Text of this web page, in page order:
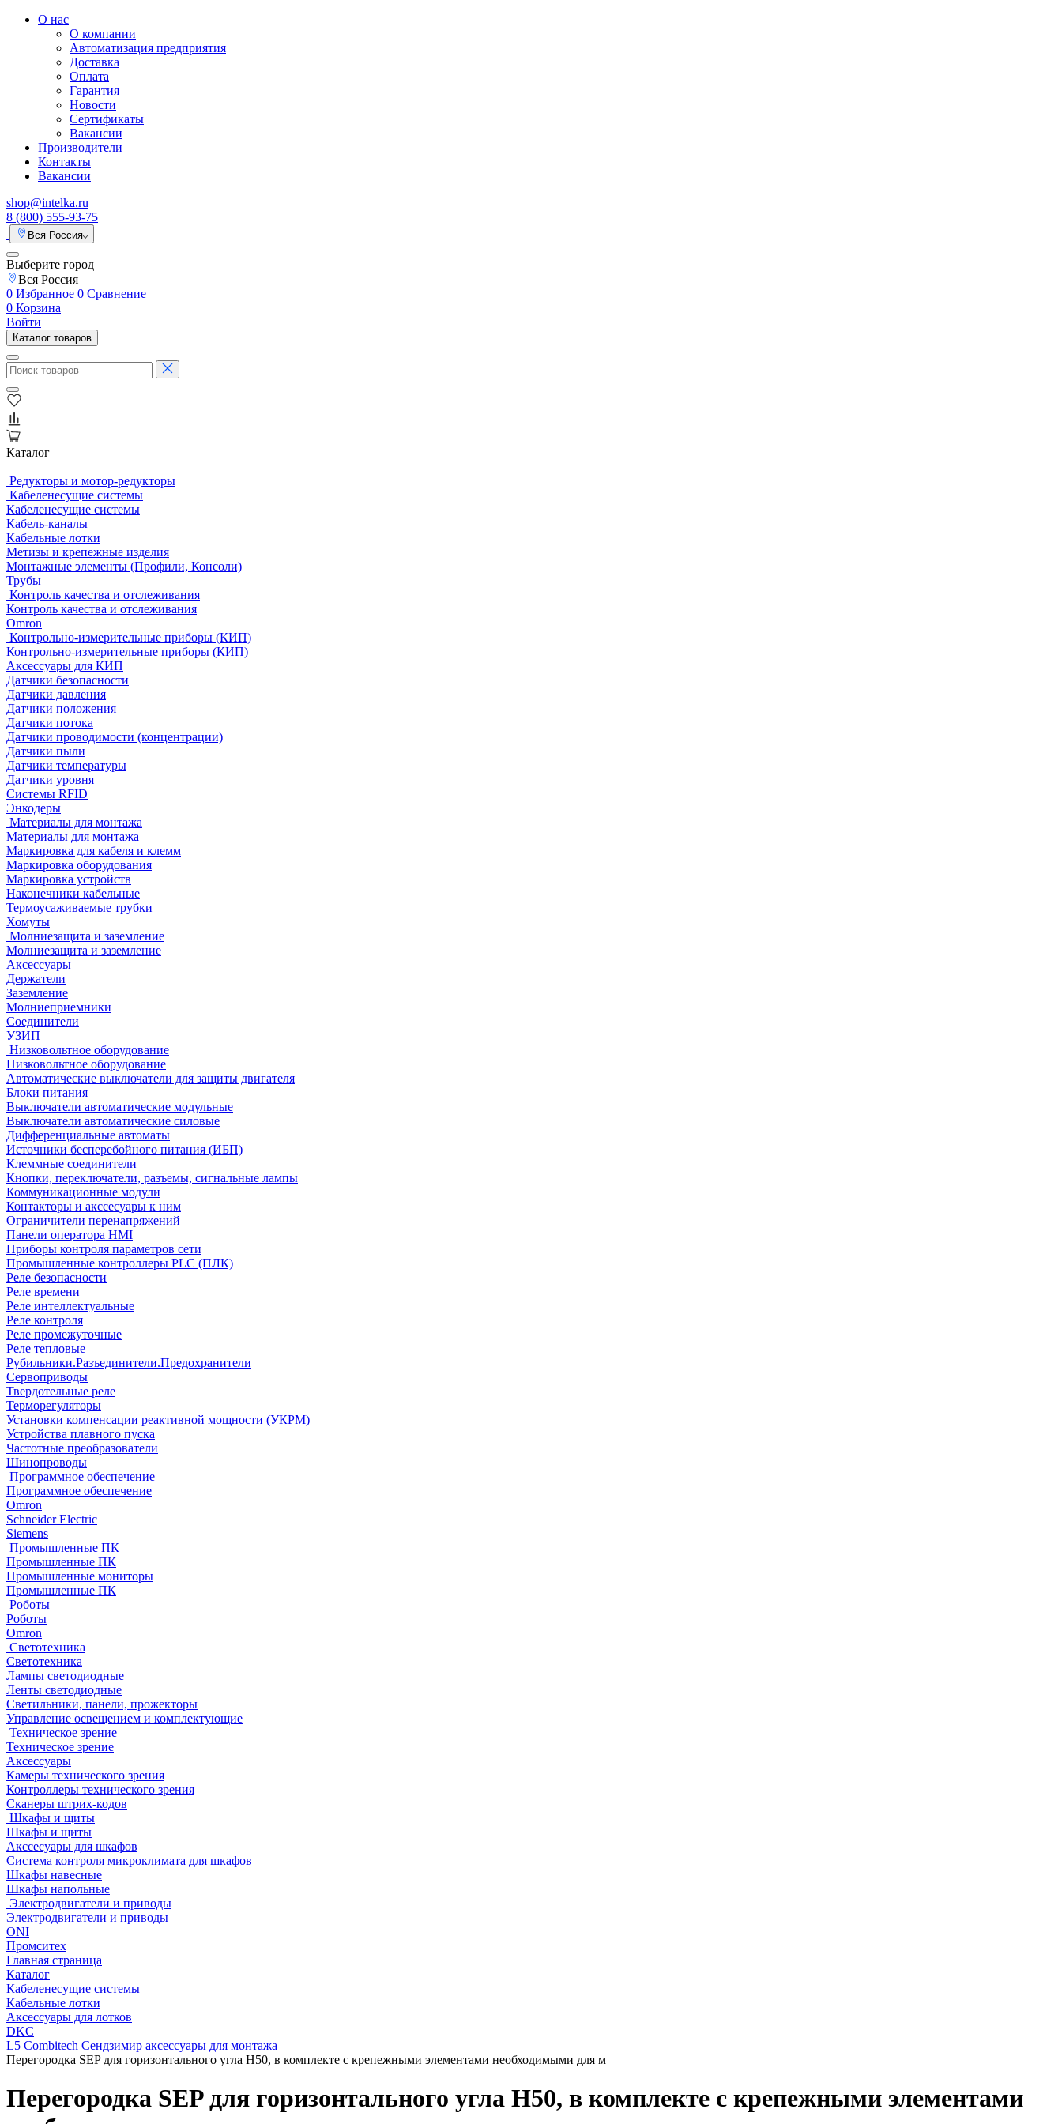
О нас
О компании
Автоматизация предприятия
Доставка
Оплата
Гарантия
Новости
Сертификаты
Вакансии
Производители
Контакты
Вакансии
shop@intelka.ru
8 (800) 555-93-75
Вся Россия
Выберите город
Вся Россия
0 Избранное 0 Сравнение
0 Корзина
Войти
Каталог товаров
Каталог
Редукторы и мотор-редукторы
Кабеленесущие системы
Кабеленесущие системы
Кабель-каналы
Кабельные лотки
Метизы и крепежные изделия
Монтажные элементы (Профили, Консоли)
Трубы
Контроль качества и отслеживания
Контроль качества и отслеживания
Omron
Контрольно-измерительные приборы (КИП)
Контрольно-измерительные приборы (КИП)
Аксессуары для КИП
Датчики безопасности
Датчики давления
Датчики положения
Датчики потока
Датчики проводимости (концентрации)
Датчики пыли
Датчики температуры
Датчики уровня
Системы RFID
Энкодеры
Материалы для монтажа
Материалы для монтажа
Маркировка для кабеля и клемм
Маркировка оборудования
Маркировка устройств
Наконечники кабельные
Термоусаживаемые трубки
Хомуты
Молниезащита и заземление
Молниезащита и заземление
Аксессуары
Держатели
Заземление
Молниеприемники
Соединители
УЗИП
Низковольтное оборудование
Низковольтное оборудование
Автоматические выключатели для защиты двигателя
Блоки питания
Выключатели автоматические модульные
Выключатели автоматические силовые
Дифференциальные автоматы
Источники бесперебойного питания (ИБП)
Клеммные соединители
Кнопки, переключатели, разъемы, сигнальные лампы
Коммуникационные модули
Контакторы и акссесуары к ним
Ограничители перенапряжений
Панели оператора HMI
Приборы контроля параметров сети
Промышленные контроллеры PLC (ПЛК)
Реле безопасности
Реле времени
Реле интеллектуальные
Реле контроля
Реле промежуточные
Реле тепловые
Рубильники.Разъединители.Предохранители
Сервоприводы
Твердотельные реле
Терморегуляторы
Установки компенсации реактивной мощности (УКРМ)
Устройства плавного пуска
Частотные преобразователи
Шинопроводы
Программное обеспечение
Программное обеспечение
Omron
Schneider Electric
Siemens
Промышленные ПК
Промышленные ПК
Промышленные мониторы
Промышленные ПК
Роботы
Роботы
Omron
Светотехника
Светотехника
Лампы светодиодные
Ленты светодиодные
Светильники, панели, прожекторы
Управление освещением и комплектующие
Техническое зрение
Техническое зрение
Аксессуары
Камеры технического зрения
Контроллеры технического зрения
Сканеры штрих-кодов
Шкафы и щиты
Шкафы и щиты
Акссесуары для шкафов
Система контроля микроклимата для шкафов
Шкафы навесные
Шкафы напольные
Электродвигатели и приводы
Электродвигатели и приводы
ONI
Промситех
Главная страница
Каталог
Кабеленесущие системы
Кабельные лотки
Аксессуары для лотков
DKC
L5 Combitech Сендзимир аксессуары для монтажа
Перегородка SEP для горизонтального угла H50, в комплекте с крепежными элементами необходимыми для м
Перегородка SEP для горизонтального угла H50, в комплекте с крепежными элементами